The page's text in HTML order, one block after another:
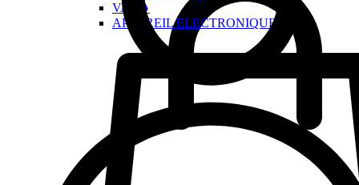
VAP ❱
APPAREIL ELECTRONIQUE ❱